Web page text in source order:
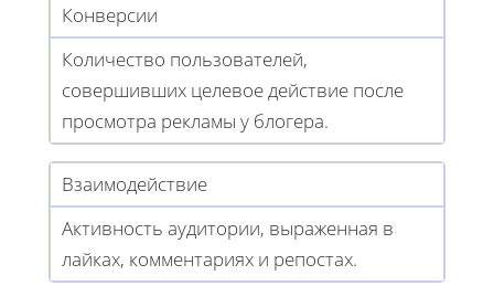
Конверсии
Количество пользователей,
совершивших целевое действие после
просмотра рекламы у блогера.
Взаимодействие
Активность аудитории, выраженная в
лайках, комментариях и репостах.